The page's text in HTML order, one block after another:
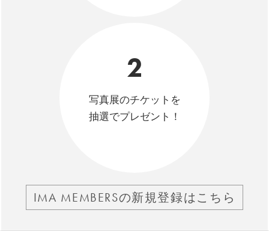
2
写真展のチケットを
抽選でプレゼント！
IMA MEMBERSの新規登録はこちら